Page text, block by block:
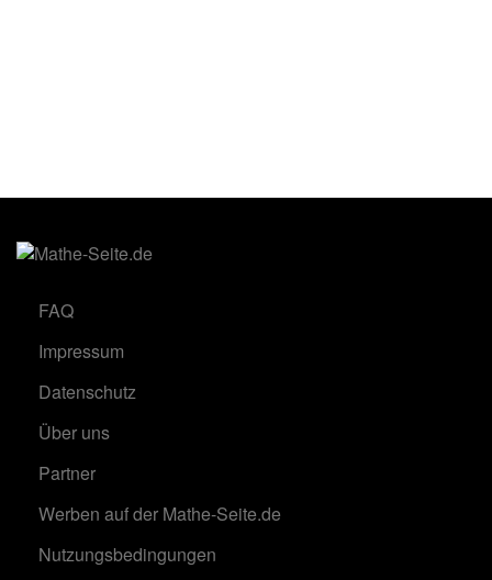
FAQ
Impressum
Datenschutz
Über uns
Partner
Werben auf der Mathe-Seite.de
Nutzungsbedingungen